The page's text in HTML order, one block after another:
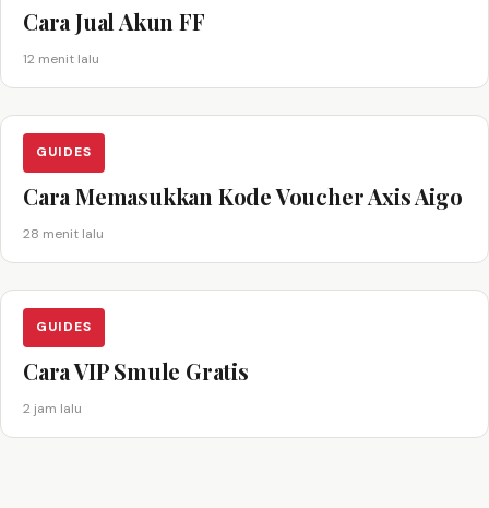
Cara Jual Akun FF
12 menit lalu
GUIDES
Cara Memasukkan Kode Voucher Axis Aigo
28 menit lalu
GUIDES
Cara VIP Smule Gratis
2 jam lalu